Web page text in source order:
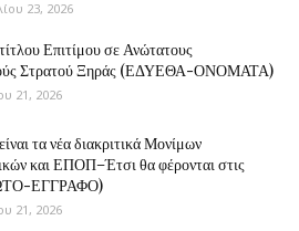
23, 2026
Επιτίμου σε Ανώτατους
Στρατού Ξηράς (ΕΔΥΕΘΑ-ΟΝΟΜΑΤΑ)
21, 2026
τα νέα διακριτικά Μονίμων
και ΕΠΟΠ–Έτσι θα φέρονται στις
ΕΓΓΡΑΦΟ)
21, 2026